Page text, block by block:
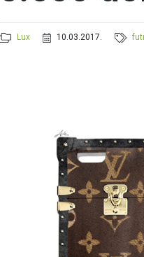
Lux 10.03.2017.